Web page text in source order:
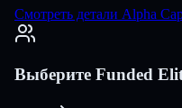
Смотреть детали Alpha
Выберите Funded